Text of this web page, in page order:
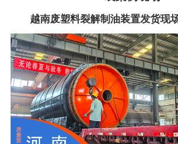
越南废塑料裂解制油装置发货现